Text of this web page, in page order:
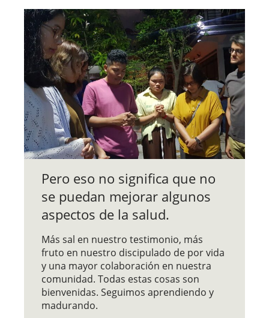
Pero eso no significa que no
se puedan mejorar algunos
aspectos de la salud.
Más sal en nuestro testimonio, más
fruto en nuestro discipulado de por vida
y una mayor colaboración en nuestra
comunidad. Todas estas cosas son
bienvenidas. Seguimos aprendiendo y
madurando.